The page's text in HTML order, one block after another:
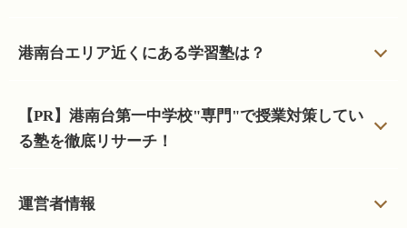
港南台エリア近くにある学習塾は？
【PR】港南台第一中学校"専門"で授業対策してい
る塾を徹底リサーチ！
運営者情報